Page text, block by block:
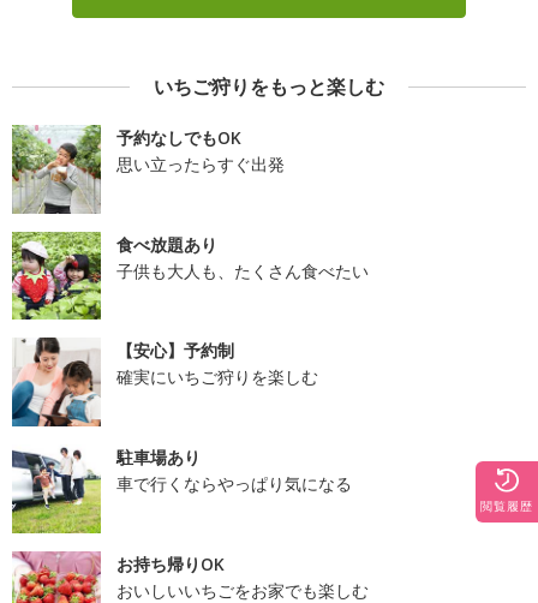
いちご狩りをもっと楽しむ
予約なしでもOK
思い立ったらすぐ出発
食べ放題あり
子供も大人も、たくさん食べたい
【安心】予約制
確実にいちご狩りを楽しむ
駐車場あり
車で行くならやっぱり気になる
お持ち帰りOK
おいしいいちごをお家でも楽しむ
閲覧履歴